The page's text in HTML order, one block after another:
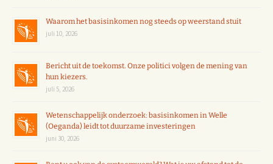
Waarom het basisinkomen nog steeds op weerstand stuit
juli 10, 2026
Bericht uit de toekomst. Onze politici volgen de mening van
hun kiezers.
juli 5, 2026
Wetenschappelijk onderzoek: basisinkomen in Welle
(Oeganda) leidt tot duurzame investeringen
juni 30, 2026